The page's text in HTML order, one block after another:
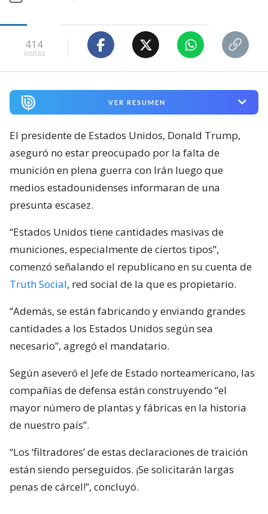
414
visitas
VER RESUMEN
El presidente de Estados Unidos, Donald Trump,
aseguró no estar preocupado por la falta de
munición en plena guerra con Irán luego que
medios estadounidenses informaran de una
presunta escasez.
“Estados Unidos tiene cantidades masivas de
municiones, especialmente de ciertos tipos”,
comenzó señalando el republicano en su cuenta de
Truth Social, red social de la que es propietario.
“Además, se están fabricando y enviando grandes
cantidades a los Estados Unidos según sea
necesario”, agregó el mandatario.
Según aseveró el Jefe de Estado norteamericano, las
compañías de defensa están construyendo “el
mayor número de plantas y fábricas en la historia
de nuestro país”.
“Los ‘filtradores’ de estas declaraciones de traición
están siendo perseguidos. ¡Se solicitarán largas
penas de cárcel!”, concluyó.